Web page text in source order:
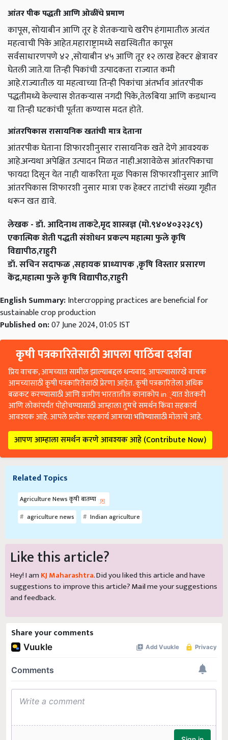
आंतर पीक पद्धती आणि ओळींचे प्रमाण
कापूस, सोयाबीन आणि तूर हे शेतकऱ्याचे खरीप हंगामातील अत्यंत
महत्वाची पिके आहेत.महाराष्ट्रामध्ये सद्यस्थितीत कापूस
सर्वसाधारणपणे ४२ ,सोयाबीन ४५ आणि तूर १२ लाख हेक्टर क्षेत्रावर
घेतली जाते.या तिन्ही पिकांची उत्पादकता राज्यात कमी
आहे.राज्यातील या महत्वाच्या तिन्ही पिकांचा अंतर्भाव आंतरपीक
पद्धतीमध्ये केल्यास शेतकऱ्यास नगदी पिके,तेलबिया आणि कडधान्य
या तिन्ही घटकांची पूर्तता कण्यास मदत होते.
आंतरपिकास रासायनिक खतांची मात्र देताना
आंतरपीक घेताना शिफारशीनुसार रासायनिक खते देणे आवश्यक
आहे.अन्यथा अपेक्षित उत्पादन मिळत नाही.अशावेळेस आंतरपिकाचा
फायदा दिसून येत नाही याकरिता मूळ पिकास शिफारशीनुसार आणि
आंतरपिकास शिफारशी नुसार मात्रा एक हेक्टर ताटांची संख्या गृहीत
धरून खत द्यावे.
लेखक - डॉ. आदिनाथ ताकटे,मृद शास्त्रज्ञ (मो.९४०४०३२३८९)
एकात्मिक शेती पद्धती संशोधन प्रकल्प महात्मा फुले कृषि
विद्यापीठ,राहुरी
डॉ. सचिन सदाफळ ,सहायक प्राध्यापक ,कृषि विस्तार प्रसारण
केंद्र,महात्मा फुले कृषि विद्यापीठ,राहुरी
English Summary:Intercropping practices are beneficial for
sustainable crop production
Published on:07 June 2024, 01:05 IST
कृषी पत्रकारितेसाठी आपला पाठिंबा दर्शवा
प्रिय वाचक, आमच्यात सामील झाल्याबद्दल धन्यवाद. आपल्यासारखे वाचक
आमच्यासाठी कृषी पत्रकारितेसाठी प्रेरणा आहेत. कृषी पत्रकारितेला अधिक
बळकट करण्यासाठी आणि ग्रामीण भारतातील कानाकोप in्यात शेतकरी
आणि लोकांपर्यंत पोहोचण्यासाठी आम्हाला तुमचे समर्थन किंवा सहकार्य
आवश्यक आहे. आपले प्रत्येक सहकार्य आमच्या भविष्यासाठी मोलाचे आहे.
आपण आम्हाला समर्थन करणे आवश्यक आहे (Contribute Now)
Related Topics
Agriculture News कृषी बातम्या
agriculture news
Indian agriculture
Like this article?
Hey! I am KJ Maharashtra. Did you liked this article and have
suggestions to improve this article?Mailme your suggestions
and feedback.
Share your comments